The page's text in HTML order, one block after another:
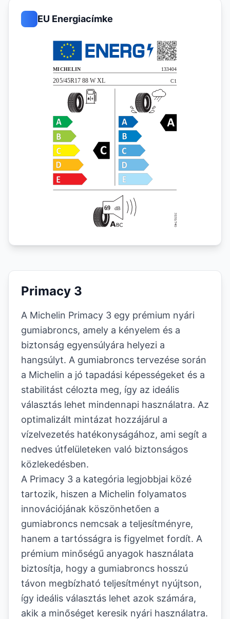
EU Energiacímke
Primacy 3
A Michelin Primacy 3 egy prémium nyári
gumiabroncs, amely a kényelem és a
biztonság egyensúlyára helyezi a
hangsúlyt. A gumiabroncs tervezése során
a Michelin a jó tapadási képességeket és a
stabilitást célozta meg, így az ideális
választás lehet mindennapi használatra. Az
optimalizált mintázat hozzájárul a
vízelvezetés hatékonyságához, ami segít a
nedves útfelületeken való biztonságos
közlekedésben.
A Primacy 3 a kategória legjobbjai közé
tartozik, hiszen a Michelin folyamatos
innovációjának köszönhetően a
gumiabroncs nemcsak a teljesítményre,
hanem a tartósságra is figyelmet fordít. A
prémium minőségű anyagok használata
biztosítja, hogy a gumiabroncs hosszú
távon megbízható teljesítményt nyújtson,
így ideális választás lehet azok számára,
akik a minőséget keresik nyári használatra.